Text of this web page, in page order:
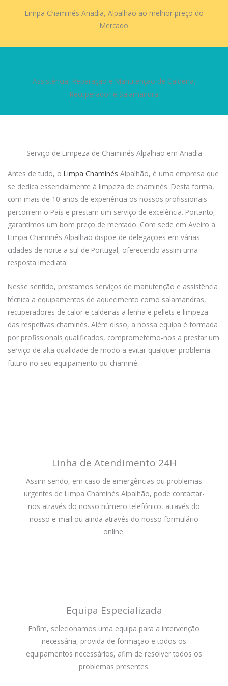
Limpa Chaminés Anadia, Alpalhão ao melhor preço do
Mercado
Assistência, Reparação e Manutenção de Caldeira,
Recuperador e Salamandra
Serviço de Limpeza de Chaminés Alpalhão em Anadia
Antes de tudo, o Limpa Chaminés Alpalhão, é uma empresa que
se dedica essencialmente à limpeza de chaminés. Desta forma,
com mais de 10 anos de experiência os nossos profissionais
percorrem o País e prestam um serviço de excelência. Portanto,
garantimos um bom preço de mercado. Com sede em Aveiro a
Limpa Chaminés Alpalhão dispõe de delegações em várias
cidades de norte a sul de Portugal, oferecendo assim uma
resposta imediata.
Nesse sentido, prestamos serviços de manutenção e assistência
técnica a equipamentos de aquecimento como salamandras,
recuperadores de calor e caldeiras a lenha e pellets e limpeza
das respetivas chaminés. Além disso, a nossa equipa é formada
por profissionais qualificados, comprometemo-nos a prestar um
serviço de alta qualidade de modo a evitar qualquer problema
futuro no seu equipamento ou chaminé.
Linha de Atendimento 24H
Assim sendo, em caso de emergências ou problemas
urgentes de Limpa Chaminés Alpalhão, pode contactar-
nos através do nosso número telefónico, através do
nosso e-mail ou ainda através do nosso formulário
online.
Equipa Especializada
Enfim, selecionamos uma equipa para a intervenção
necessária, provida de formação e todos os
equipamentos necessários, afim de resolver todos os
problemas presentes.